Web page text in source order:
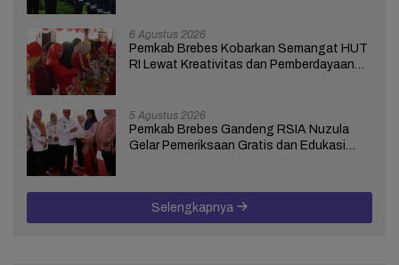
6 Agustus 2026
Pemkab Brebes Kobarkan Semangat HUT
RI Lewat Kreativitas dan Pemberdayaan
5 Agustus 2026
Pemkab Brebes Gandeng RSIA Nuzula
Gelar Pemeriksaan Gratis dan Edukasi
Selengkapnya